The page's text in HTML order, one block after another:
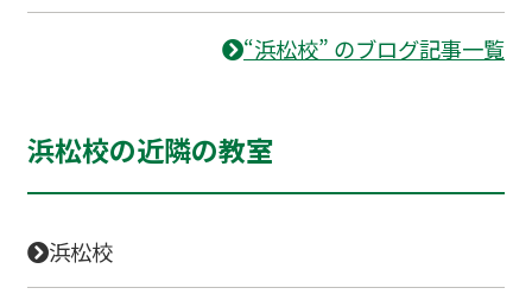
“浜松校” のブログ記事一覧
浜松校の近隣の教室
浜松校